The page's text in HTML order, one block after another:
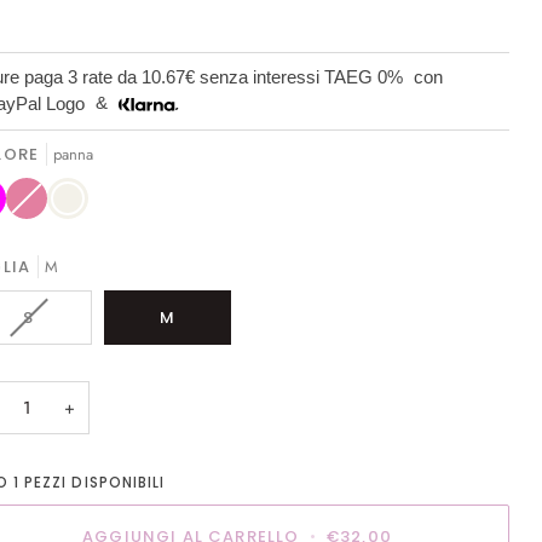
paga 3 rate da 10.67€ senza interessi TAEG 0% con
&
panna
Rosa
Variante
esaurita
o
disponibile
M
SVARIANTE
ESAURITA
NON
DISPONIBILE
M
+
1 PEZZI DISPONIBILI
AGGIUNGI AL CARRELLO • €32,00